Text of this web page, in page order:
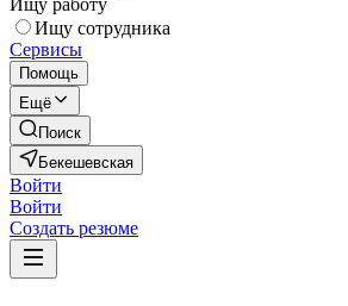
Ищу работу
Ищу сотрудника
Сервисы
Помощь
Ещё
Поиск
Бекешевская
Войти
Войти
Создать резюме